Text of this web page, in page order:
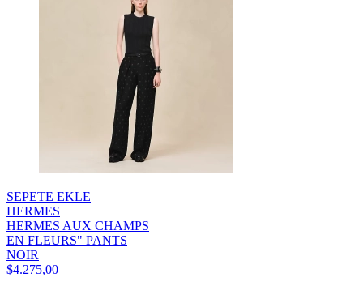
SEPETE EKLE
HERMES
HERMES AUX CHAMPS
EN FLEURS" PANTS
NOIR
$4.275,00